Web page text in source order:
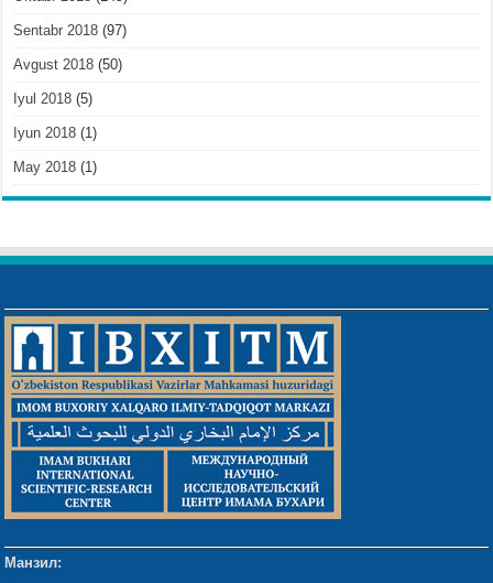
Sentabr 2018 (97)
Avgust 2018 (50)
Iyul 2018 (5)
Iyun 2018 (1)
May 2018 (1)
Манзил: